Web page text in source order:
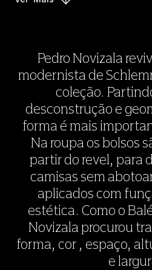
suas ideias de geometria
como dançarino,
desloca com movimentos
Balé Triádico da Bauhaus.
Pedro Novizala
modernista de
coleção.
desconstrução e
forma é mais
Na roupa os bolsos
partir do revel, para
camisas sem
aplicados com
estética. Como o
Novizala procurou
forma, cor , espaço,
e